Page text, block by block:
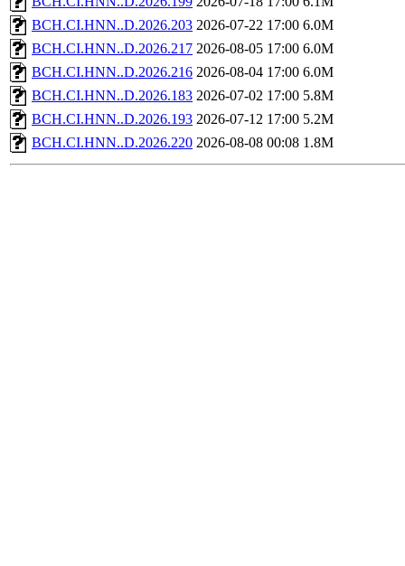
BCH.CI.HNN..D.2026.203 2026-07-22 17:00 6.0M
BCH.CI.HNN..D.2026.217 2026-08-05 17:00 6.0M
BCH.CI.HNN..D.2026.216 2026-08-04 17:00 6.0M
BCH.CI.HNN..D.2026.183 2026-07-02 17:00 5.8M
BCH.CI.HNN..D.2026.193 2026-07-12 17:00 5.2M
BCH.CI.HNN..D.2026.220 2026-08-08 00:08 1.8M